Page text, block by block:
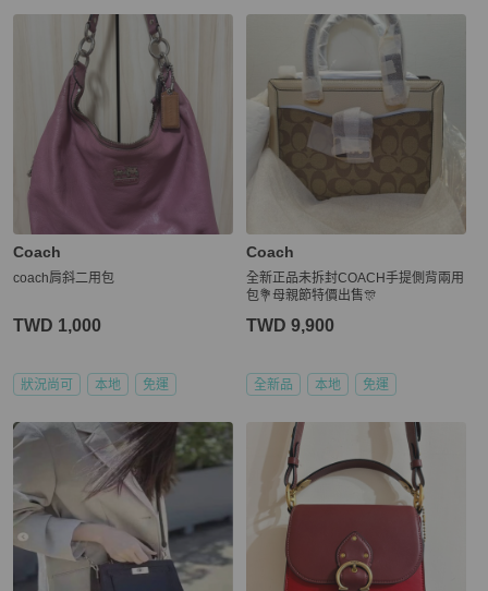
Coach
coach肩斜二用包
TWD 1,000
狀況尚可 本地 免運
Coach
全新正品未拆封COACH手提側背兩用
包💐母親節特價出售🎊
TWD 9,900
全新品 本地 免運